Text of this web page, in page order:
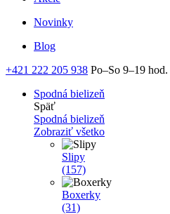
Novinky
Blog
+421 222 205 938 Po–So 9–19 hod.
Spodná bielizeň
Späť
Spodná bielizeň
Zobraziť všetko
Slipy
(157)
Boxerky
(31)